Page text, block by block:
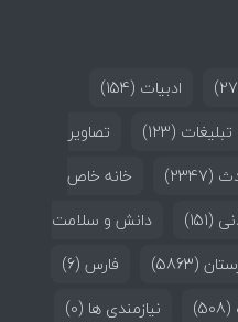
ادبیات (154)
تبلیغات (123)
تصاویر
(2347)
خانه خاص
(151)
دانش و سلامت
(5863) فارس (6)
(508) نیازمندی ها (0)